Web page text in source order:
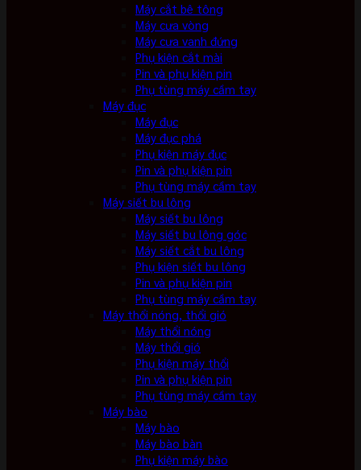
Máy cắt bê tông
Máy cưa vòng
Máy cưa vanh đứng
Phụ kiện cắt mài
Pin và phụ kiện pin
Phụ tùng máy cầm tay
Máy đục
Máy đục
Máy đục phá
Phụ kiện máy đục
Pin và phụ kiện pin
Phụ tùng máy cầm tay
Máy siết bu lông
Máy siết bu lông
Máy siết bu lông góc
Máy siết cắt bu lông
Phụ kiện siết bu lông
Pin và phụ kiện pin
Phụ tùng máy cầm tay
Máy thổi nóng, thổi gió
Máy thổi nóng
Máy thổi gió
Phụ kiện máy thổi
Pin và phụ kiện pin
Phụ tùng máy cầm tay
Máy bào
Máy bào
Máy bào bàn
Phụ kiện máy bào